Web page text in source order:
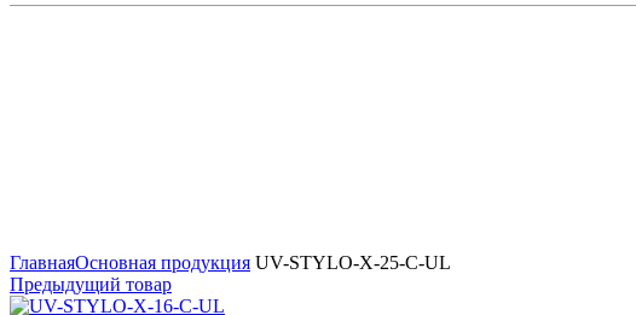
ГлавнаяОсновная продукция UV-STYLO-X-25-C-UL
Предыдущий товар